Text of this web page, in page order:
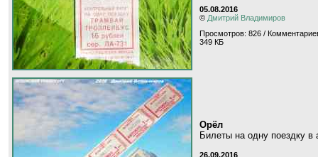
05.08.2016
© Дмитрий Владимиров
Просмотров: 826 /
349 КБ
Орёл
Билеты на одну поездку
26.09.2016